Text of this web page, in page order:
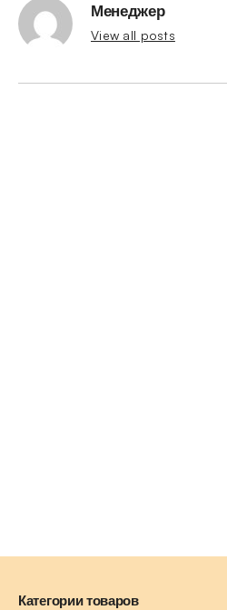
Менеджер
View all posts
Категории товаров